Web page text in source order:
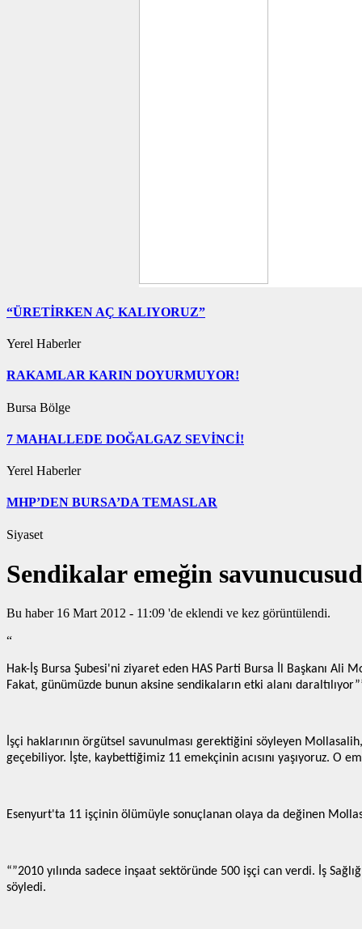
“ÜRETİRKEN AÇ KALIYORUZ”
Yerel Haberler
RAKAMLAR KARIN DOYURMUYOR!
Bursa Bölge
7 MAHALLEDE DOĞALGAZ SEVİNCİ!
Yerel Haberler
MHP’DEN BURSA’DA TEMASLAR
Siyaset
Sendikalar emeğin
Bu haber 16 Mart 2012 - 11:09 'de eklendi ve kez görüntülendi.
“
Hak-İş Bursa Şubesi'ni ziyaret eden HAS Parti Bursa İl Başkanı Ali
Fakat, günümüzde bunun aksine sendikaların etki alanı
İşçi haklarının örgütsel savunulması gerektiğini söyleyen
geçebiliyor. İşte, kaybettiğimiz 11 emekçinin acısını yaşıyoruz. O
Esenyurt'ta 11 işçinin ölümüyle sonuçlanan olaya da değinen
“”2010 yılında sadece inşaat sektöründe 500 işçi can verdi. İş
söyledi.